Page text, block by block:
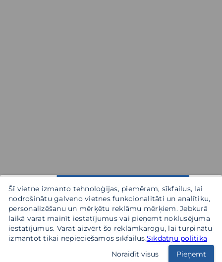
Šī vietne izmanto tehnoloģijas, piemēram, sīkfailus, lai
nodrošinātu galveno vietnes funkcionalitāti un analītiku,
personalizēšanu un mērķētu reklāmu mērķiem. Jebkurā
laikā varat mainīt iestatījumus vai pieņemt noklusējuma
iestatījumus. Varat aizvērt šo reklāmkarogu, lai turpinātu
izmantot tikai nepieciešamos sīkfailus.Sīkdatņu politika
Noraidīt visus
Pieņemt